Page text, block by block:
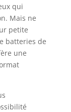
qui
Mais ne
petite
batteries de
une